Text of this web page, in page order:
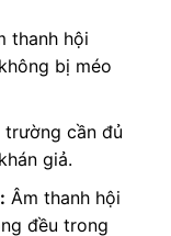
thanh hội
bị méo
trường cần đủ
giả.
Âm thanh hội
đều trong